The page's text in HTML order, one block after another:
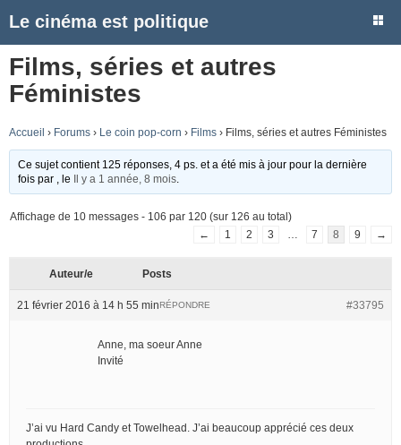
Le cinéma est politique
Films, séries et autres
Féministes
Accueil › Forums › Le coin pop-corn › Films › Films, séries et autres Féministes
Ce sujet contient 125 réponses, 4 ps. et a été mis à jour pour la dernière
fois par
, le Il y a 1 année, 8 mois
Affichage de 10 messages - 106 par 120 (sur 126 au total)
←
1 2 3 7 8 9 →
Auteur/e Posts
21 février 2016 à 14 h 55 min #33795
RÉPONDRE
Anne, ma soeur Anne
Invité
J’ai vu Hard Candy et Towelhead. J’ai beaucoup apprécié ces deux